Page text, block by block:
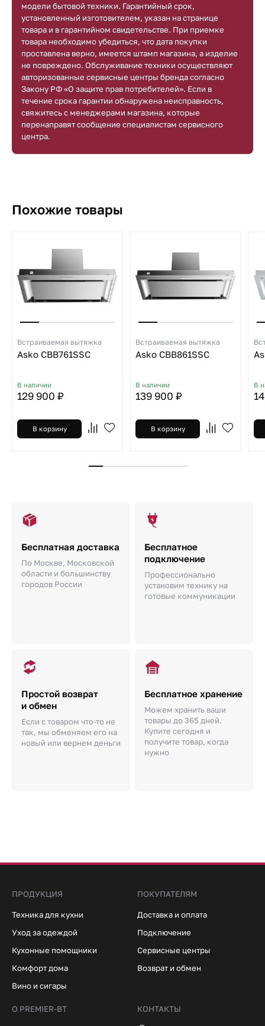
модели бытовой техники. Гарантийный срок,
установленный изготовителем, указан на странице
товара и в гарантийном свидетельстве. При приемке
товара необходимо убедиться, что дата покупки
проставлена верно, имеется штамп магазина, а изделие
не повреждено. Обслуживание техники осуществляют
авторизованные сервисные центры бренда согласно
Закону РФ «О защите прав потребителей». Если в
течение срока гарантии обнаружена неисправность,
свяжитесь с менеджерами магазина, которые
перенаправят сообщение специалистам сервисного
центра.
Похожие товары
Встраиваемая вытяжка
Asko CBB761SSC
В наличии
129 900 ₽
В корзину
Встраиваемая вытяжка
Asko CBB861SSC
В наличии
139 900 ₽
В корзину
В
Бесплатная доставка
По Москве, Московской
области и большинству
городов России
Бесплатное
подключение
Профессионально
установим технику на
готовые коммуникации
Простой возврат
и обмен
Если с товаром что-то не
так, мы обменяем его на
новый или вернем деньги
Бесплатное хранение
Можем хранить ваши
товары до 365 дней.
Купите сегодня и
получите товар, когда
нужно
ПРОДУКЦИЯ
Техника для кухни
Уход за одеждой
Кухонные помощники
Комфорт дома
Вино и сигары
ПОКУПАТЕЛЯМ
Доставка и оплата
Подключение
Сервисные центры
Возврат и обмен
О PREMIER-BT КОНТАКТЫ